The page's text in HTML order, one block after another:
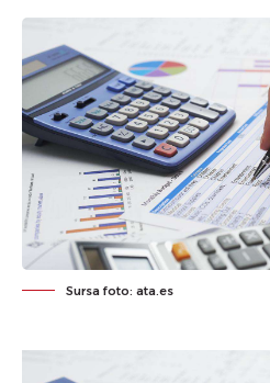
Sursa foto: ata.es